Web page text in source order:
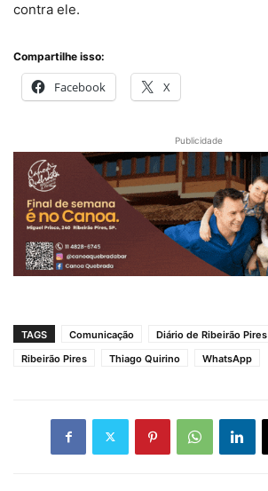
contra ele.
Compartilhe isso:
Facebook X
Publicidade
TAGS Comunicação Diário de Ribeirão Pires
Ribeirão Pires
Thiago Quirino WhatsApp